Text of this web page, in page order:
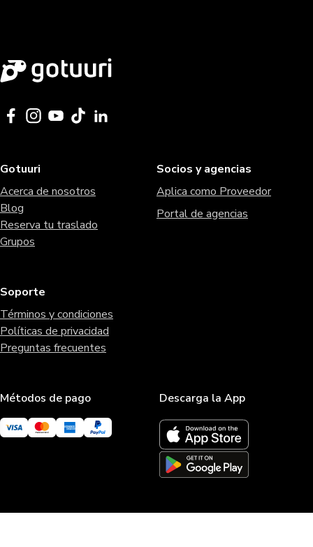
Gotuuri
Acerca de nosotros
Blog
Reserva tu traslado
Grupos
Socios y agencias
Aplica como Proveedor
Portal de agencias
Soporte
Términos y condiciones
Políticas de privacidad
Preguntas frecuentes
Métodos de pago Descarga la App